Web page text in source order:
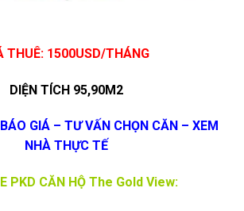
THUÊ: 1500USD/THÁNG
DIỆN TÍCH 95,90M2
GIÁ – TƯ VẤN CHỌN CĂN – XEM
NHÀ THỰC TẾ
PKD CĂN HỘ The Gold View: